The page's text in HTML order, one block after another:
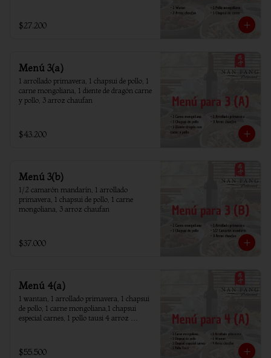
$27.200
Menú 3(a)
1 arrollado primavera, 1 chapsui de pollo, 1
carne mongoliana, 1 diente de dragón carne
y pollo, 3 arroz chaufan
$43.200
Menú 3(b)
1/2 camarón mandarín, 1 arrollado
primavera, 1 chapsui de pollo, 1 carne
mongoliana, 3 arroz chaufan
$37.000
Menú 4(a)
1 wantan, 1 arrollado primavera, 1 chapsui
de pollo, 1 carne mongoliana,1 chapsui
especial carnes, 1 pollo tausi 4 arroz
$55.500